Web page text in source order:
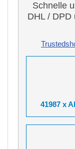
Schnelle
DHL / DPD
41987 x